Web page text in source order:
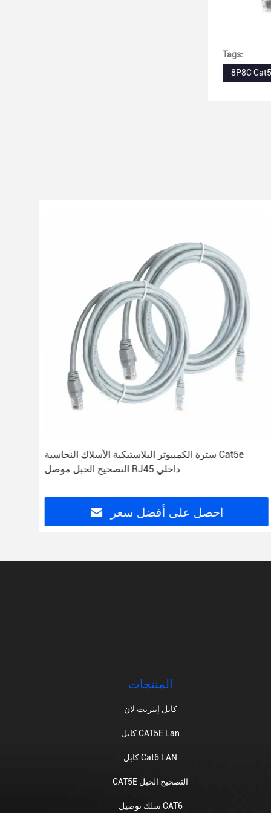
Tags:
8P8C
سترة الكمبيوتر البلاستيكية الأسلاك النحاسية Cat5e
التصحيح الحبل موصل RJ45 داخلي
احصل على أفضل سعر
المنتجات
كابل إيثرنت لان
كابل CAT5E Lan
كابل Cat6 LAN
CAT5E التصحيح الحبل
سلك توصيل CAT6